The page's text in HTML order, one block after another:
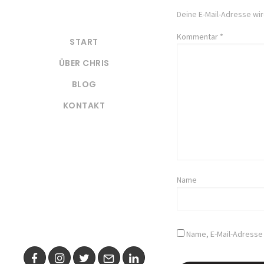
START
ÜBER CHRIS
BLOG
KONTAKT
Deine E-Mail-Adresse
Kommentar *
Name
Name, E-Mail-